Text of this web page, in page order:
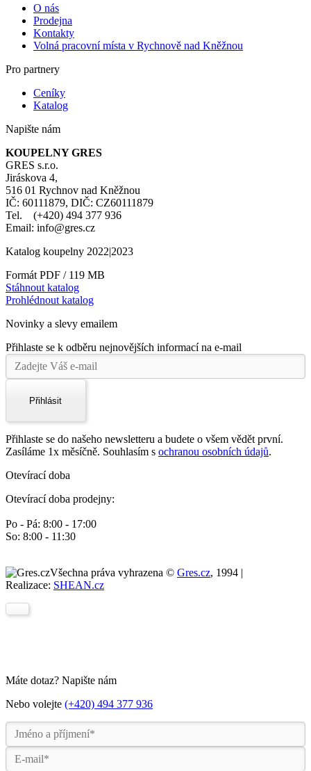
O nás
Prodejna
Kontakty
Volná pracovní místa v Rychnově nad Kněžnou
Pro partnery
Ceníky
Katalog
Napište nám
KOUPELNY GRES
GRES s.r.o.
Jiráskova 4,
516 01 Rychnov nad Kněžnou
IČ: 60111879, DIČ: CZ60111879
Tel. (+420) 494 377 936
Email: info@gres.cz
Katalog koupelny 2022|2023
Formát PDF / 119 MB
Stáhnout katalog
Prohlédnout katalog
Novinky a slevy emailem
Přihlaste se k odběru nejnovějších informací na e-mail
Přihlásit
Přihlaste se do našeho newsletteru a budete o všem vědět první.
Zasíláme 1x měsíčně. Souhlasím s ochranou osobních údajů.
Otevírací doba
Otevírací doba prodejny:
Po - Pá: 8:00 - 17:00
So: 8:00 - 11:30
Všechna práva vyhrazena © Gres.cz, 1994 |
Realizace: SHEAN.cz
Máte dotaz? Napište nám
Nebo volejte (+420) 494 377 936